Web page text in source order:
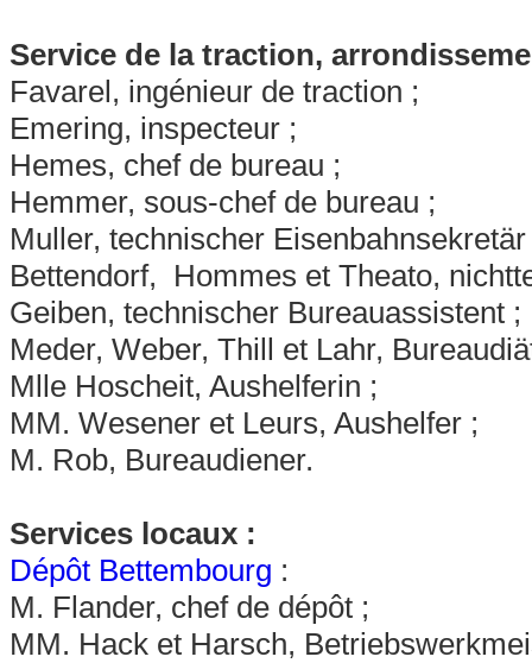
Service de la traction,
Favarel, ingénieur de traction ;
Emering, inspecteur ;
Hemes, chef de bureau ;
Hemmer, sous-chef de bureau ;
Muller, technischer
Bettendorf, Hommes et Theato,
Geiben, technischer Bureauassistent ;
Meder, Weber, Thill et Lahr,
Mlle Hoscheit, Aushelferin ;
MM. Wesener et Leurs, Aushelfer ;
M. Rob, Bureaudiener.
Services locaux :
Dépôt Bettembourg :
M. Flander, chef de dépôt ;
MM. Hack et Harsch,